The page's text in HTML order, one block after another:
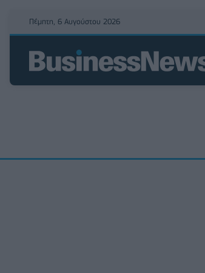
Πέμπτη, 6 Αυγούστου 2026